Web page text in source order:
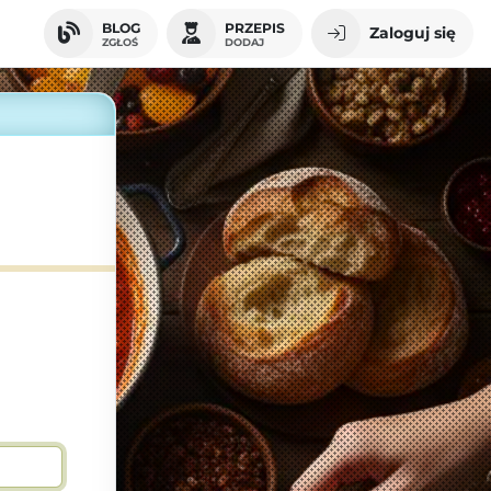
BLOG
ZGŁOŚ
PRZEPIS
DODAJ Zaloguj się